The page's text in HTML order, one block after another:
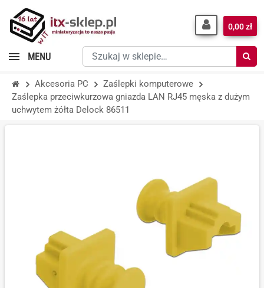
Szukaj
w
sklepie…
0,00 zł
MENU
Akcesoria PC
Zaślepki komputerowe
Zaślepka przeciwkurzowa gniazda LAN RJ45 męska z dużym
uchwytem żółta Delock 86511